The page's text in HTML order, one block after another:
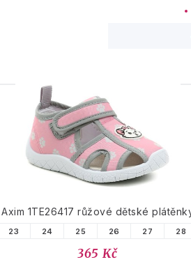
PODOBNÉ PRODUKTY
Axim 1TE26417 růžové dětské
23 24 25 26 27 28
365 Kč